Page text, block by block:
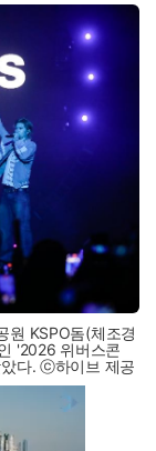
원 KSPO돔(체조경
'2026 위버스콘
다. ⓒ하이브 제공